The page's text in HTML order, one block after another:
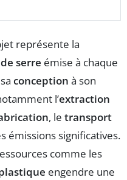
représente la
serre émise à chaque
conception à son
l’extraction
, le transport
émissions significatives.
comme les
engendre une